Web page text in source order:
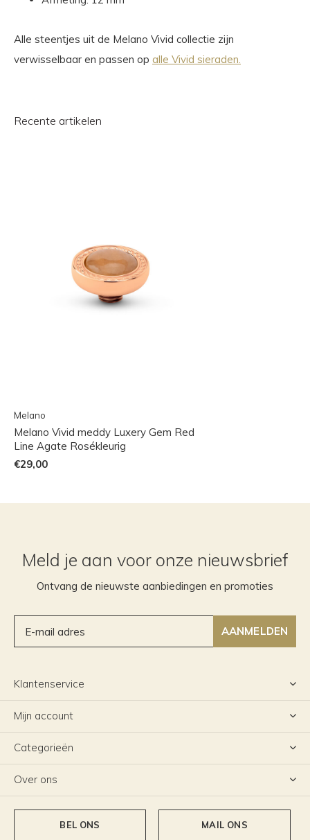
Alle steentjes uit de Melano Vivid collectie zijn
verwisselbaar en passen op alle Vivid sieraden.
Recente artikelen
Melano
Melano Vivid meddy Luxery Gem Red
Line Agate Rosékleurig
€29,00
Meld je aan voor onze nieuwsbrief
Ontvang de nieuwste aanbiedingen en promoties
AANMELDEN
Klantenservice
Mijn account
Categorieën
Over ons
BEL ONS MAIL ONS